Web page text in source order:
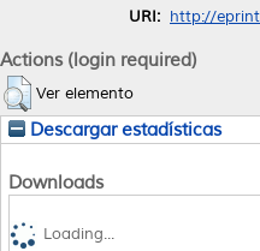
URI: http://
Actions (login required)
Ver elemento
Descargar estadísticas
Downloads
Loading...